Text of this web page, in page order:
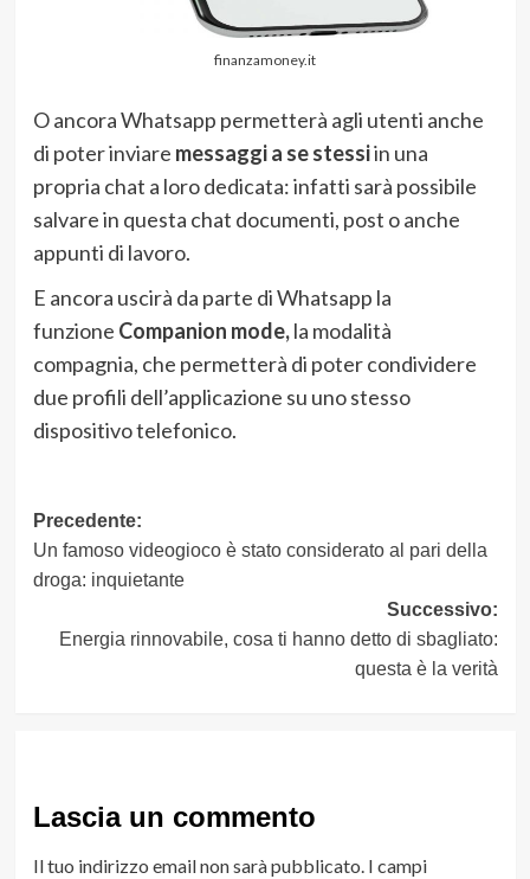
finanzamoney.it
O ancora Whatsapp permetterà agli utenti anche
di poter inviare messaggi a se stessiin una
propria chat a loro dedicata: infatti sarà possibile
salvare in questa chat documenti, post o anche
appunti di lavoro.
E ancora uscirà da parte di Whatsapp la
funzione Companion mode,la modalità
compagnia, che permetterà di poter condividere
due profili dell’applicazione su uno stesso
dispositivo telefonico.
Navigazione
articolo
Precedente:
Un famoso videogioco è stato considerato al pari della
droga: inquietante
Successivo:
Energia rinnovabile, cosa ti hanno detto di sbagliato:
questa è la verità
Lascia un commento
Il tuo indirizzo email non sarà pubblicato. I campi